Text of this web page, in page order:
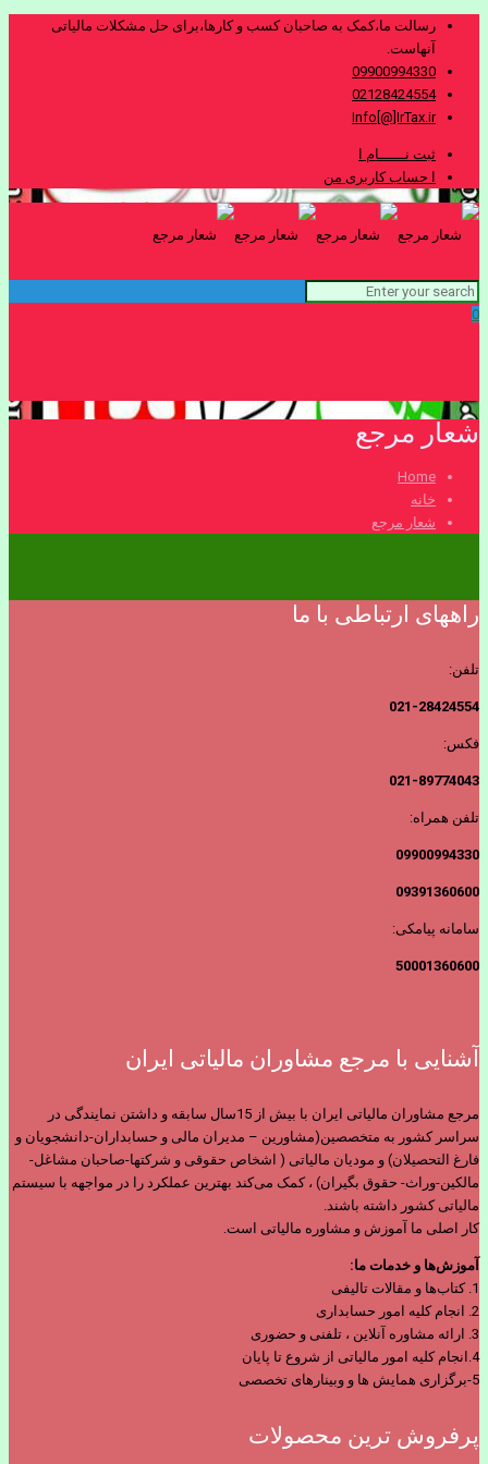
رسالت ما،کمک به صاحبان کسب و کارها،برای حل مشکلات مالیاتی
آنهاست.
09900994330
02128424554
Info[@]IrTax.ir
ثبت نــــــام ا
ا حساب کاربری من
0
شعار مرجع
Home
خانه
شعار مرجع
راههای ارتباطی با ما
تلفن:
021-28424554
فکس:
021-89774043
تلفن همراه:
09900994330
09391360600
سامانه پیامکی:
50001360600
آشنایی با مرجع مشاوران مالیاتی ایران
مرجع مشاوران مالیاتی ایران با بیش از 15سال سابقه و داشتن نمایندگی در
سراسر کشور به متخصصین(مشاورین – مدیران مالی و حسابداران-دانشجویان و
فارغ التحصیلان) و مودیان مالیاتی ( اشخاص حقوقی و شرکتها-صاحبان مشاغل-
مالکین-وراث- حقوق بگیران) ، کمک می‌کند بهترین عملکرد را در مواجهه با سیستم
مالیاتی کشور داشته باشند.
کار اصلی ما آموزش و مشاوره مالیاتی است.
آموزش‌ها و خدمات ما:
1. کتاب‌ها و مقالات تالیفی
2. انجام کلیه امور حسابداری
3. ارائه مشاوره آنلاین ، تلفنی و حضوری
4.انجام کلیه امور مالیاتی از شروع تا پایان
5-برگزاری همایش ها و وبینارهای تخصصی
پرفروش ترین محصولات